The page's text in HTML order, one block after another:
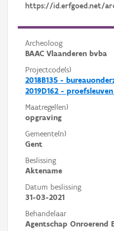
https://id.erfgoed.net/
Archeoloog
BAAC Vlaanderen bvba
Projectcode(s)
2018B135 -
2019D162 -
Maatregel(en)
opgraving
Gemeente(n)
Gent
Beslissing
Aktename
Datum beslissing
31-03-2021
Behandelaar
Agentschap Onroerend